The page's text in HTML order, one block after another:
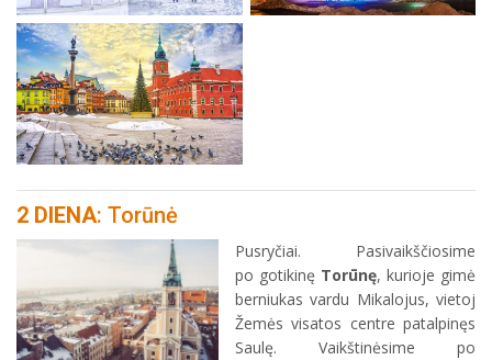
2 DIENA: Torūnė
Pusryčiai. Pasivaikščiosime
po gotikinę Torūnę, kurioje gimė
berniukas vardu Mikalojus, vietoj
Žemės visatos centre patalpinęs
Saulę. Vaikštinėsime po